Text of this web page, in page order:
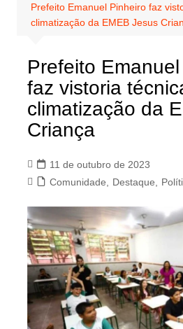
Prefeito Emanuel Pinheiro faz
climatização da EMEB Jesus
Prefeito
faz vistoria
climatização da
Criança
11 de outubro de 2023
Comunidade
Destaque